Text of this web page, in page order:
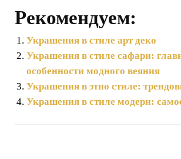
Рекомендуем:
Украшения в стиле арт деко
Украшения в стиле сафари:
особенности модного веяния
Украшения в этно стиле:
Украшения в стиле модерн: